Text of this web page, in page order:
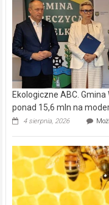
Ekologiczne ABC.
ponad 15,6 mln na
4 sierpnia, 2026